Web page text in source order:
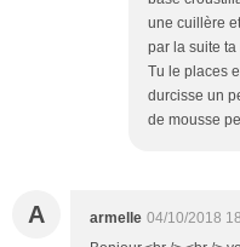
une cuillère
par la suite
Tu le places
durcisse un
de mousse
A armelle 04/10/2018